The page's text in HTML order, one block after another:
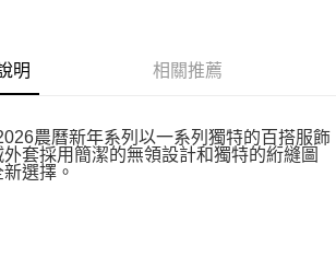
明 相關推薦
農曆新年系列以一系列獨特的百搭服飾
套採用簡潔的無領設計和獨特的絎縫圖
選擇。